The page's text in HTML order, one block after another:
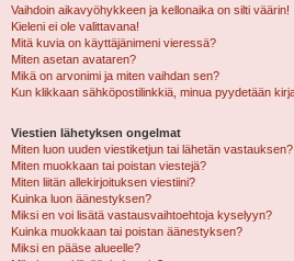
Vaihdoin aikavyöhykkeen ja kellonaika on silti väärin!
Kieleni ei ole valittavana!
Mitä kuvia on käyttäjänimeni vieressä?
Miten asetan avataren?
Mikä on arvonimi ja miten vaihdan sen?
Kun klikkaan sähköpostilinkkiä, minua pyydetään
Viestien lähetyksen ongelmat
Miten luon uuden viestiketjun tai lähetän vastauksen?
Miten muokkaan tai poistan viestejä?
Miten liitän allekirjoituksen viestiini?
Kuinka luon äänestyksen?
Miksi en voi lisätä vastausvaihtoehtoja kyselyyn?
Kuinka muokkaan tai poistan äänestyksen?
Miksi en pääse alueelle?